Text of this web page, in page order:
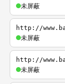
未屏蔽
http://
未屏蔽
http://
未屏蔽